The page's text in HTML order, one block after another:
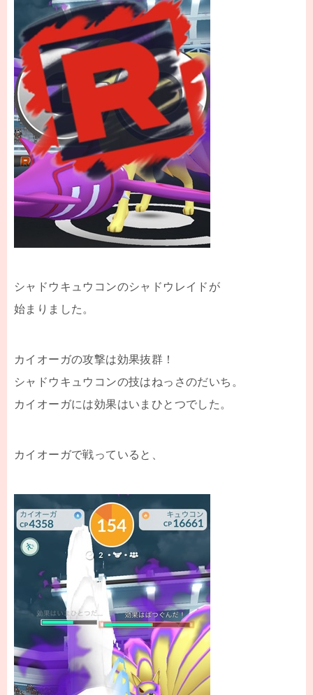
シャドウキュウコンのシャドウレイドが
始まりました。
カイオーガの攻撃は効果抜群！
シャドウキュウコンの技はねっさのだいち。
カイオーガには効果はいまひとつでした。
カイオーガで戦っていると、